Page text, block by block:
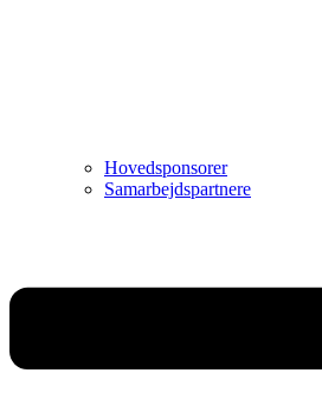
Hovedsponsorer
Samarbejdspartnere